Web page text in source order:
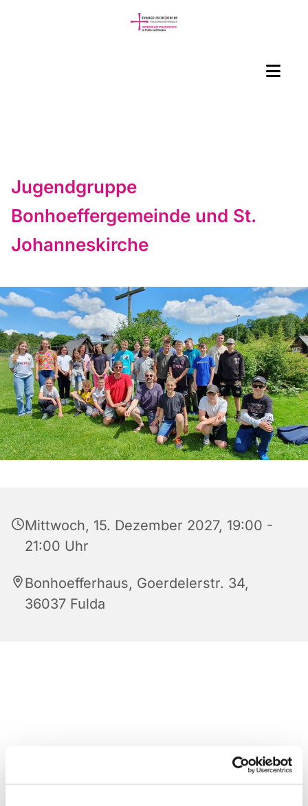
Jugendgruppe
Bonhoeffergemeinde und St.
Johanneskirche
Mittwoch, 15. Dezember 2027, 19:00 -
21:00 Uhr
Bonhoefferhaus, Goerdelerstr. 34,
36037 Fulda